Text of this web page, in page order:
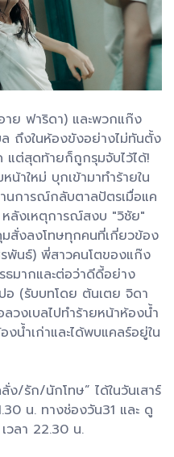
าย ฟาริดา) และพวกแก๊ง
ล ถึงในห้องขังอย่างไม่ทันตั้ง
แต่สุดท้ายก็ถูกรุมจับไว้ได้!
าใหม่ บุกเข้ามาทำร้ายใน
นการณ์กลับตาลปัตรเมื่อแค
หลังเหตุการณ์สงบ "วิชัย"
สั่งลงโทษทุกคนที่เกี่ยวข้อง
พันธ์) พี่สาวคนโตของแก๊ง
ธมากและต่อว่าดีดี้อย่าง
อ (รับบทโดย ต้นเตย จิดา
วงเบลไปทำร้ายหน้าห้องน้ำ
งน้ำเก่าและได้พบแคลร์อยู่ใน
ง/รัก/นักโทษ” ได้ในวันเสาร์
น. ทางช่องวัน31 และ ดู
วลา 22.30 น.